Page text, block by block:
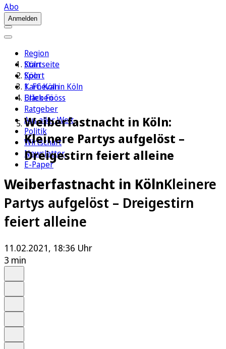
Abo
Anmelden
Region
Köln
Sport
1. FC Köln
Erleben
Ratgeber
Aus aller Welt
Politik
Wirtschaft
Newsletter
E-Paper
Startseite
Köln
Karneval in Köln
Bläck Fööss
Weiberfastnacht in Köln:
Kleinere Partys aufgelöst –
Dreigestirn feiert alleine
Weiberfastnacht in KölnKleinere
Partys aufgelöst – Dreigestirn
feiert alleine
11.02.2021, 18:36 Uhr
3 min